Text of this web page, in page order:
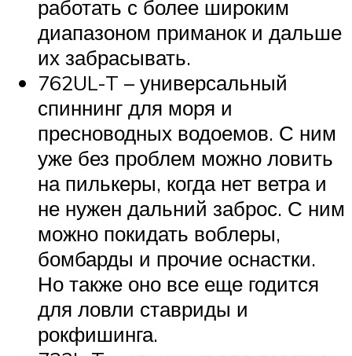
работать с более широким
диапазоном приманок и дальше
их забрасывать.
762UL-T – универсальный
спиннинг для моря и
пресноводных водоемов. С ним
уже без проблем можно ловить
на пилькеры, когда нет ветра и
не нужен дальний заброс. С ним
можно покидать воблеры,
бомбарды и прочие оснастки.
Но также оно все еще годится
для ловли ставриды и
рокфишинга.